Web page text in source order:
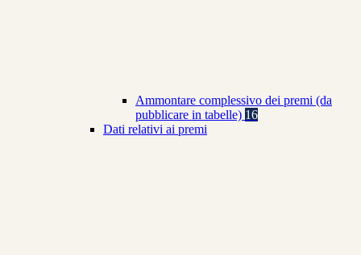
Ammontare complessivo dei premi (da
pubblicare in tabelle) 16
Dati relativi ai premi